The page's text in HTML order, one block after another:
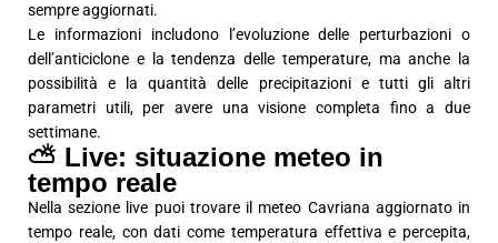
sempre aggiornati.
Le informazioni includono l’evoluzione delle perturbazioni o
dell’anticiclone e la tendenza delle temperature, ma anche la
possibilità e la quantità delle precipitazioni e tutti gli altri
parametri utili, per avere una visione completa fino a due
settimane.
⛅ Live: situazione meteo in
tempo reale
Nella sezione live puoi trovare il meteo Cavriana aggiornato in
tempo reale, con dati come temperatura effettiva e percepita,